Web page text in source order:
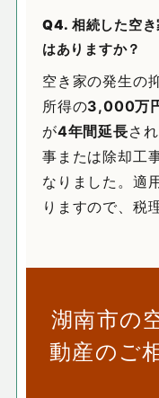
Q4. 相続した空
はありますか？
空き家の発生の
所得の3,000万
が4年間延長さ
事または除却工
なりました。適
りますので、税
湖南市の
動産のご